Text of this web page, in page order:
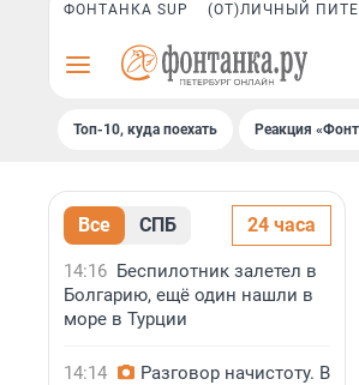
ФОНТАНКА SUP (ОТ)ЛИЧНЫЙ
Топ-10, куда поехать Реакция
Все СПБ 24 часа
14:16 Беспилотник залетел в
Болгарию, ещё один нашли в
море в Турции
14:14
Разговор начистоту. В